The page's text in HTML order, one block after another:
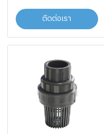
ติดต่อเรา